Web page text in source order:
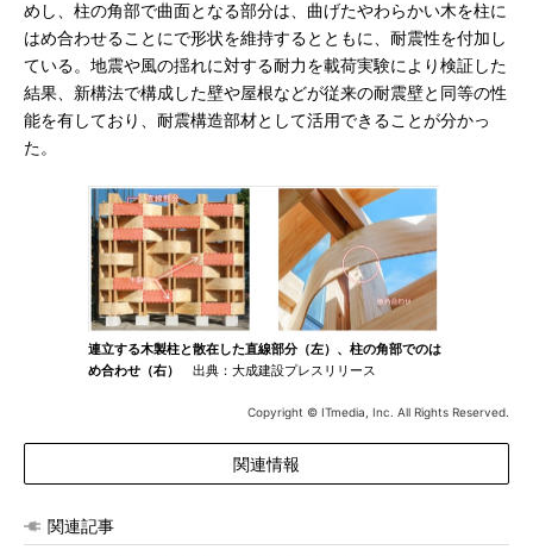
めし、柱の角部で曲面となる部分は、曲げたやわらかい木を柱に
はめ合わせることにで形状を維持するとともに、耐震性を付加し
ている。地震や風の揺れに対する耐力を載荷実験により検証した
結果、新構法で構成した壁や屋根などが従来の耐震壁と同等の性
能を有しており、耐震構造部材として活用できることが分かっ
た。
連立する木製柱と散在した直線部分（左）、柱の角部でのは
め合わせ（右）
出典：大成建設プレスリリース
Copyright © ITmedia, Inc. All Rights Reserved.
関連情報
関連記事